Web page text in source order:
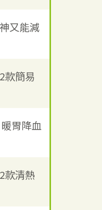
又能減
款簡易
胃降血
款清熱